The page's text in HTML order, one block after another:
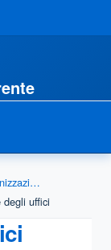
Organizzazione
degli uffici